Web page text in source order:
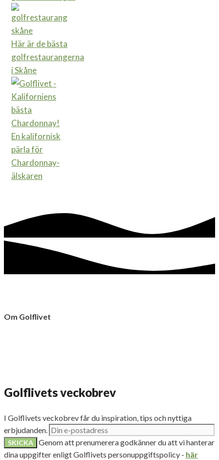
Här är de bästa
golfrestaurangerna
i Skåne
En kalifornisk
pärla för
Chardonnay-
älskaren
Om Golflivet
Golflivets veckobrev
I Golflivets veckobrev får du inspiration, tips och nyttiga
erbjudanden.
Genom att prenumerera godkänner du att vi hanterar
dina uppgifter enligt Golflivets personuppgiftspolicy - här